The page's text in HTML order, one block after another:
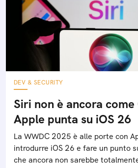
DEV & SECURITY
Siri non è ancora come
Apple punta su iOS 26
La WWDC 2025 è alle porte con
introdurre iOS 26 e fare un punto
che ancora non sarebbe